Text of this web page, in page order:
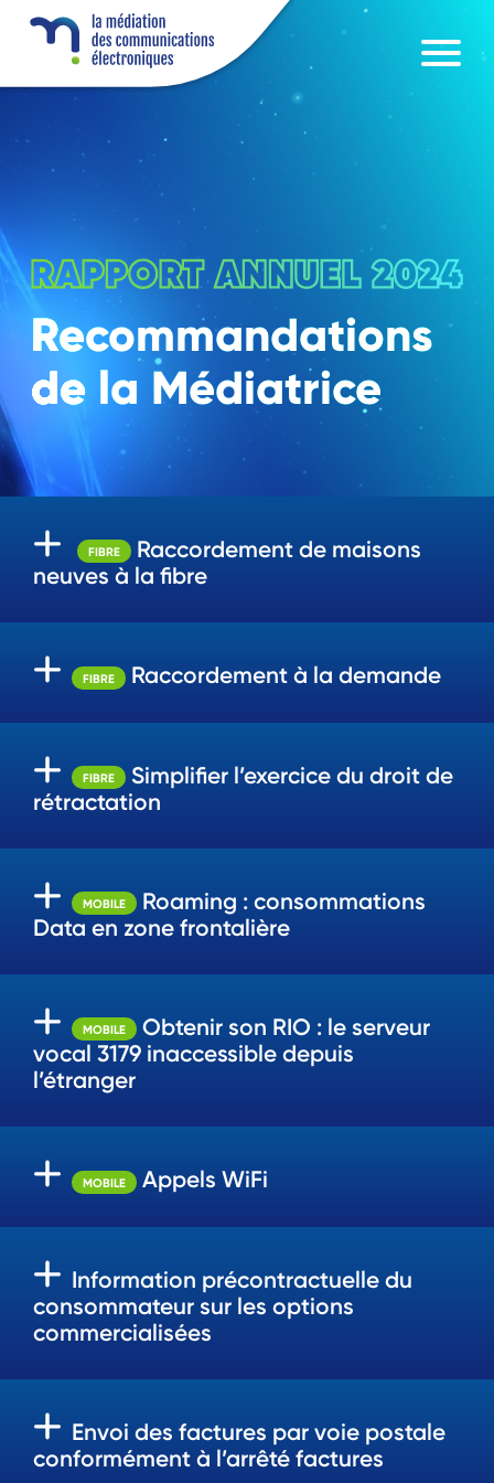
Recommandations
de la Médiatrice
FIBRE
Raccordement de maisons
neuves à la fibre
FIBRE Raccordement à la demande
FIBRE
Simplifier l’exercice du droit de
rétractation
MOBILE
Roaming : consommations
Data en zone frontalière
MOBILE
Obtenir son RIO : le serveur
vocal 3179 inaccessible depuis
l’étranger
MOBILE Appels WiFi
Information précontractuelle du
consommateur sur les options
commercialisées
Envoi des factures par voie postale
conformément à l’arrêté factures